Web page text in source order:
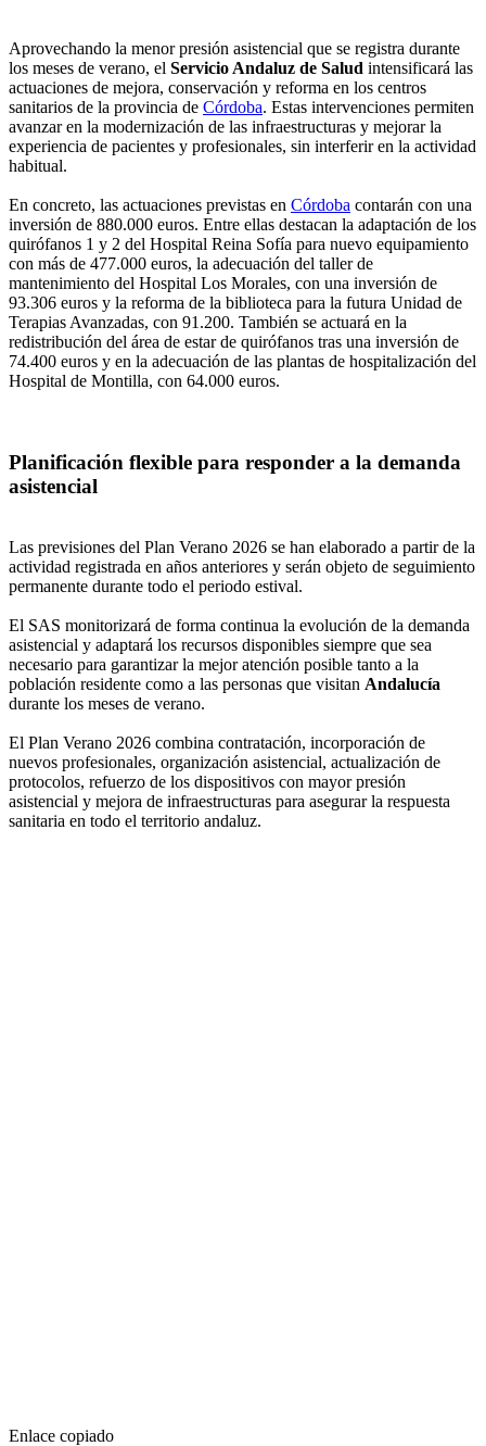
Aprovechando la menor presión asistencial que se registra durante
los meses de verano, el Servicio Andaluz de Salud intensificará las
actuaciones de mejora, conservación y reforma en los centros
sanitarios de la provincia de Córdoba. Estas intervenciones permiten
avanzar en la modernización de las infraestructuras y mejorar la
experiencia de pacientes y profesionales, sin interferir en la actividad
habitual.
En concreto, las actuaciones previstas en Córdoba contarán con una
inversión de 880.000 euros. Entre ellas destacan la adaptación de los
quirófanos 1 y 2 del Hospital Reina Sofía para nuevo equipamiento
con más de 477.000 euros, la adecuación del taller de
mantenimiento del Hospital Los Morales, con una inversión de
93.306 euros y la reforma de la biblioteca para la futura Unidad de
Terapias Avanzadas, con 91.200. También se actuará en la
redistribución del área de estar de quirófanos tras una inversión de
74.400 euros y en la adecuación de las plantas de hospitalización del
Hospital de Montilla, con 64.000 euros.
Planificación flexible para responder a la demanda
asistencial
Las previsiones del Plan Verano 2026 se han elaborado a partir de la
actividad registrada en años anteriores y serán objeto de seguimiento
permanente durante todo el periodo estival.
El SAS monitorizará de forma continua la evolución de la demanda
asistencial y adaptará los recursos disponibles siempre que sea
necesario para garantizar la mejor atención posible tanto a la
población residente como a las personas que visitan Andalucía
durante los meses de verano.
El Plan Verano 2026 combina contratación, incorporación de
nuevos profesionales, organización asistencial, actualización de
protocolos, refuerzo de los dispositivos con mayor presión
asistencial y mejora de infraestructuras para asegurar la respuesta
sanitaria en todo el territorio andaluz.
Enlace copiado